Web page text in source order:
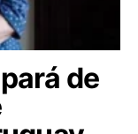
de